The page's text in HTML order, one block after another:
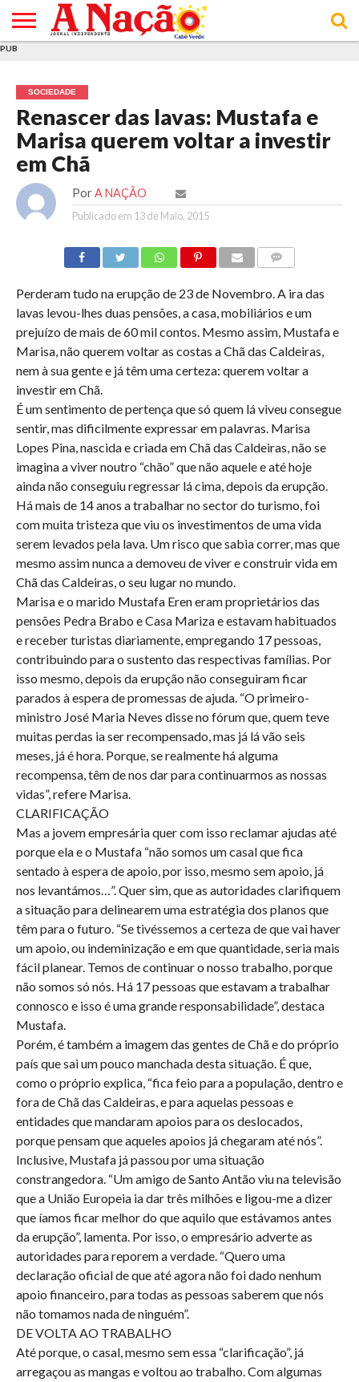
E DE
COOKIES
DE
UTILIZAÇÃO
PUB
SOCIEDADE
Renascer das lavas: Mustafa e
Marisa querem voltar a investir
em Chã
Por A NAÇÃO
Publicado em 13 de Maio, 2015
Perderam tudo na erupção de 23 de Novembro. A ira das
lavas levou-lhes duas pensões, a casa, mobiliários e um
prejuízo de mais de 60 mil contos. Mesmo assim, Mustafa e
Marisa, não querem voltar as costas a Chã das Caldeiras,
nem à sua gente e já têm uma certeza: querem voltar a
investir em Chã.
É um sentimento de pertença que só quem lá viveu consegue
sentir, mas dificilmente expressar em palavras. Marisa
Lopes Pina, nascida e criada em Chã das Caldeiras, não se
imagina a viver noutro “chão” que não aquele e até hoje
ainda não conseguiu regressar lá cima, depois da erupção.
Há mais de 14 anos a trabalhar no sector do turismo, foi
com muita tristeza que viu os investimentos de uma vida
serem levados pela lava. Um risco que sabia correr, mas que
mesmo assim nunca a demoveu de viver e construir vida em
Chã das Caldeiras, o seu lugar no mundo.
Marisa e o marido Mustafa Eren eram proprietários das
pensões Pedra Brabo e Casa Mariza e estavam habituados
e receber turistas diariamente, empregando 17 pessoas,
contribuindo para o sustento das respectivas famílias. Por
isso mesmo, depois da erupção não conseguiram ficar
parados à espera de promessas de ajuda. “O primeiro-
ministro José Maria Neves disse no fórum que, quem teve
muitas perdas ia ser recompensado, mas já lá vão seis
meses, já é hora. Porque, se realmente há alguma
recompensa, têm de nos dar para continuarmos as nossas
vidas”, refere Marisa.
CLARIFICAÇÃO
Mas a jovem empresária quer com isso reclamar ajudas até
porque ela e o Mustafa “não somos um casal que fica
sentado à espera de apoio, por isso, mesmo sem apoio, já
nos levantámos…”. Quer sim, que as autoridades clarifiquem
a situação para delinearem uma estratégia dos planos que
têm para o futuro. “Se tivéssemos a certeza de que vai haver
um apoio, ou indeminização e em que quantidade, seria mais
fácil planear. Temos de continuar o nosso trabalho, porque
não somos só nós. Há 17 pessoas que estavam a trabalhar
connosco e isso é uma grande responsabilidade”, destaca
Mustafa.
Porém, é também a imagem das gentes de Chã e do próprio
país que sai um pouco manchada desta situação. É que,
como o próprio explica, “fica feio para a população, dentro e
fora de Chã das Caldeiras, e para aquelas pessoas e
entidades que mandaram apoios para os deslocados,
porque pensam que aqueles apoios já chegaram até nós”.
Inclusive, Mustafa já passou por uma situação
constrangedora. “Um amigo de Santo Antão viu na televisão
que a União Europeia ia dar três milhões e ligou-me a dizer
que íamos ficar melhor do que aquilo que estávamos antes
da erupção”, lamenta. Por isso, o empresário adverte as
autoridades para reporem a verdade. “Quero uma
declaração oficial de que até agora não foi dado nenhum
apoio financeiro, para todas as pessoas saberem que nós
não tomamos nada de ninguém”.
DE VOLTA AO TRABALHO
Até porque, o casal, mesmo sem essa “clarificação”, já
arregaçou as mangas e voltou ao trabalho. Com algumas